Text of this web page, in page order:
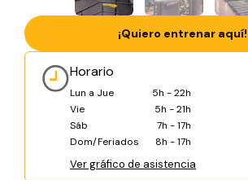
Horario
Lun a Jue
5h - 22h
Vie
5h - 21h
Sáb
7h - 17h
Dom/Feriados
8h - 17h
Ver gráfico de asistencia
¡Quiero entrenar aquí!